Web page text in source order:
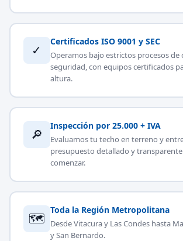
✓
Certificados ISO 9001 y SEC
Operamos bajo estrictos procesos de
seguridad, con equipos certificados
altura.
🔎
Inspección por 25.000 + IVA
Evaluamos tu techo en terreno y
presupuesto detallado y
comenzar.
🗺
Toda la Región Metropolitana
Desde Vitacura y Las Condes hasta
y San Bernardo.